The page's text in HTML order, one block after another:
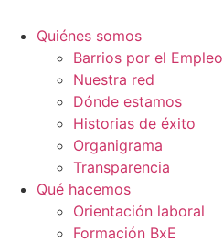
Quiénes somos
Barrios por el Empleo
Nuestra red
Dónde estamos
Historias de éxito
Organigrama
Transparencia
Qué hacemos
Orientación laboral
Formación BxE